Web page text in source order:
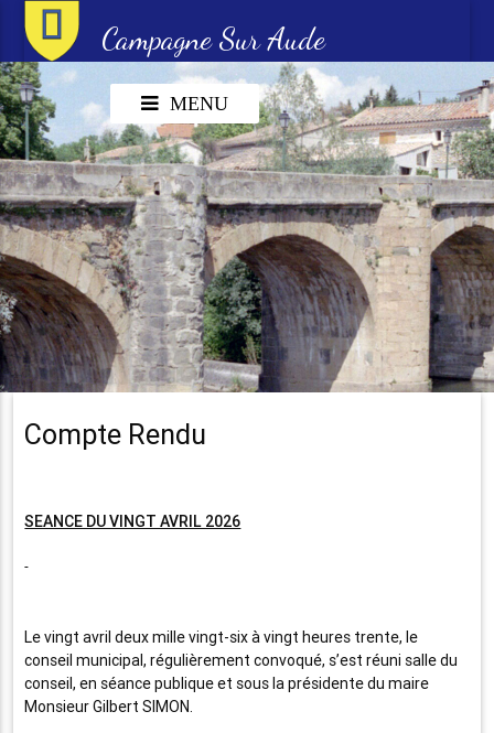
Campagne Sur Aude
MENU
Compte Rendu
SEANCE DU VINGT AVRIL 2026
Le vingt avril deux mille vingt-six à vingt heures trente, le
conseil municipal, régulièrement convoqué, s’est réuni salle du
conseil, en séance publique et sous la présidente du maire
Monsieur Gilbert SIMON.